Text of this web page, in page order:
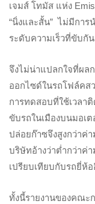
เจมส์ โทมัส แห่ง
“นิ่งและสั้น” ไม่มีการ
ระดับความเร็วที่ขับกั
จึงไม่น่าแปลกใจที่ผล
ออกไซด์ในรถโฟล์คส
การทดสอบที่ใช้เวลา
ขับรถในเมืองบนมอเ
ปล่อยก๊าซจึงสูงกว่าค่
บริษัทอ้างว่าต่ำกว่าค่
เปรียบเทียบกับรถยี่ห้อ
ทั้งนี้รายงานของคณะ